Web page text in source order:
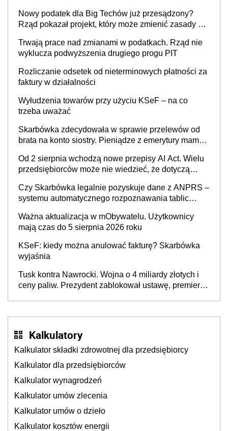
Nowy podatek dla Big Techów już przesądzony?
Rząd pokazał projekt, który może zmienić zasady gry
Trwają prace nad zmianami w podatkach. Rząd nie
wyklucza podwyższenia drugiego progu PIT
Rozliczanie odsetek od nieterminowych płatności za
faktury w działalności
Wyłudzenia towarów przy użyciu KSeF – na co
trzeba uważać
Skarbówka zdecydowała w sprawie przelewów od
brata na konto siostry. Pieniądze z emerytury mamy
będzie
Od 2 sierpnia wchodzą nowe przepisy AI Act. Wielu
przedsiębiorców może nie wiedzieć, że dotyczą
Czy Skarbówka legalnie pozyskuje dane z ANPRS –
systemu automatycznego rozpoznawania tablic
Ważna aktualizacja w mObywatelu. Użytkownicy
mają czas do 5 sierpnia 2026 roku
KSeF: kiedy można anulować fakturę? Skarbówka
wyjaśnia
Tusk kontra Nawrocki. Wojna o 4 miliardy złotych i
ceny paliw. Prezydent zablokował ustawę, premier
Kalkulatory
Kalkulator składki zdrowotnej dla przedsiębiorcy
Kalkulator dla przedsiębiorców
Kalkulator wynagrodzeń
Kalkulator umów zlecenia
Kalkulator umów o dzieło
Kalkulator kosztów energii